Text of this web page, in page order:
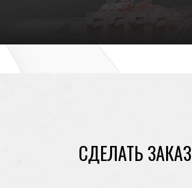
06/10/2023
СДЕЛАТЬ ЗАКАЗ